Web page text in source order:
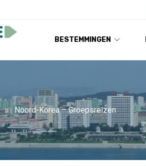
BESTEMMINGEN
Noord-Korea – Groepsreizen